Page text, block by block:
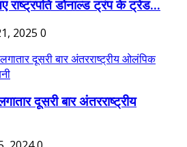
राष्ट्रपति डोनाल्ड ट्रंप के ट्रेड...
2025 0
दूसरी बार अंतरराष्ट्रीय